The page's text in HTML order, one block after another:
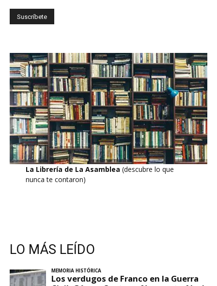
La Librería de La Asamblea (descubre lo que
nunca te contaron)
LO MÁS LEÍDO